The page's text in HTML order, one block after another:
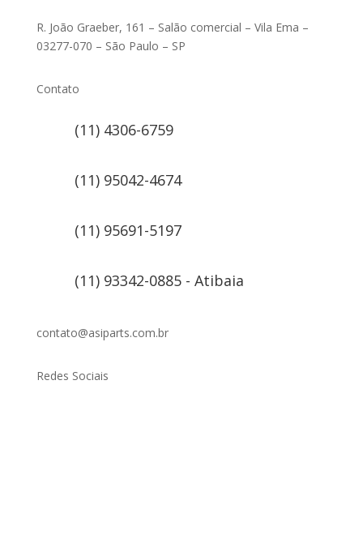
R. João Graeber, 161 – Salão comercial – Vila Ema –
03277-070 – São Paulo – SP
Contato
(11) 4306-6759
(11) 95042-4674
(11) 95691-5197
(11) 93342-0885 - Atibaia
contato@asiparts.com.br
Redes Sociais